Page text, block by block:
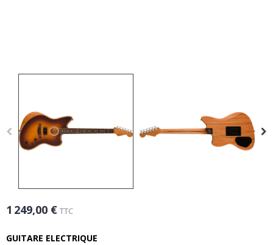
1 249,00 € TTC
GUITARE ELECTRIQUE